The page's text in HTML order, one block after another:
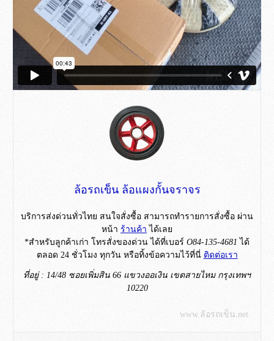
ล้อรถเข็น ล้อแผงกั้นจราจร
บริการส่งด่วนทั่วไทย สนใจสั่งซื้อ สามารถทำรายการสั่งซื้อ ผ่าน
หน้า ร้านค้า ได้เลย
*สำหรับลูกค้าเก่า โทรสั่งของด่วน ได้ที่เบอร์ O84-135-4681 ได้
ตลอด 24 ชั่วโมง ทุกวัน หรือทิ้งข้อความไว้ที่นี่ ติดต่อเรา
ที่อยู่ : 14/48 ซอยเพิ่มสิน 66 แขวงออเงิน เขตสายไหม กรุงเทพฯ
10220
www.ล้อรถเข็น.net